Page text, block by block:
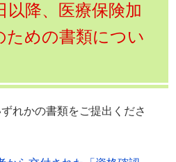
以降、医療保険加
ための書類につい
れかの書類をご提出くださ